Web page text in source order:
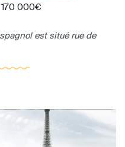
170 000€
est situé rue de